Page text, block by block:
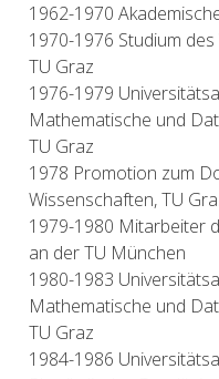
1962-1970
1970-1976 Studium
TU Graz
1976-1979
Mathematische und
TU Graz
1978 Promotion zum
Wissenschaften, TU
1979-1980 Mitarbeiter
an der TU München
1980-1983
Mathematische und
TU Graz
1984-1986